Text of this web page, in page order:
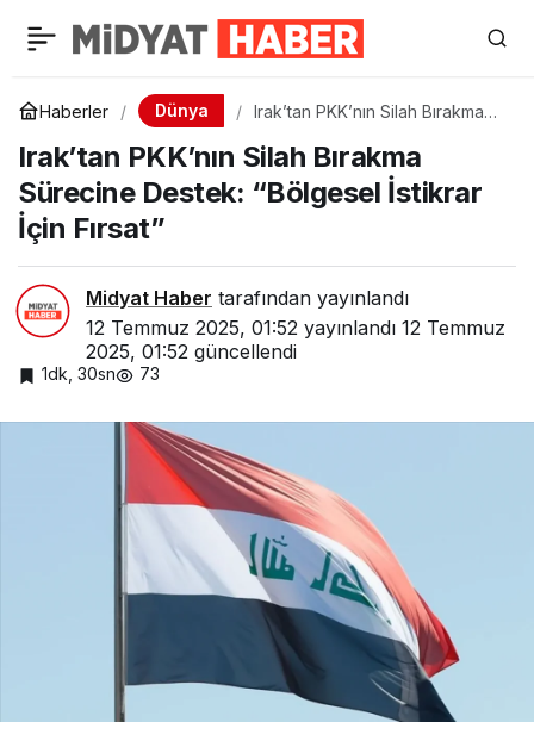
Haberler Dünya
Irak’tan PKK’nın Silah Bırakma
İstikrar İçin Fırsat”
Irak’tan PKK’nın Silah Bırakma
Sürecine Destek: “Bölgesel İstikrar
İçin Fırsat”
Midyat Haber tarafından yayınlandı
12 Temmuz 2025, 01:52 yayınlandı 12 Temmuz
2025, 01:52 güncellendi
1dk, 30sn 73